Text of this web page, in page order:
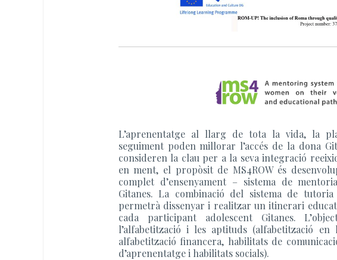
L’aprenentatge al llarg de tota la vida, la
seguiment poden millorar l’accés de la dona
consideren la clau per a la seva integració
en ment, el propòsit de MS4ROW és
complet d’ensenyament – sistema de
Gitanes. La combinació del sistema de
permetrà dissenyar i realitzar un itinerari
cada participant adolescent Gitanes.
l’alfabetització i les aptituds (alfabetització
alfabetització financera, habilitats de
d’aprenentatge i habilitats socials).